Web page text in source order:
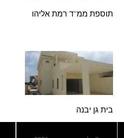
תוספת ממ"ד רמת אליהו
בית גן יבנה